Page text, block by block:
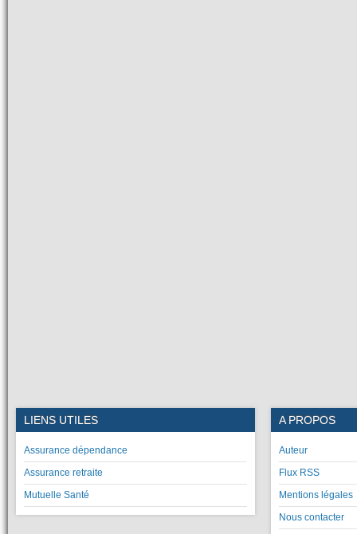
LIENS UTILES
Assurance dépendance
Assurance retraite
Mutuelle Santé
A PROPOS
Auteur
Flux RSS
Mentions légales
Nous contacter